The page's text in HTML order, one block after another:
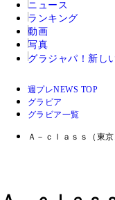
ニュース
ランキング
動画
写真
グラジャパ！ 新し
週プレNEWS TOP
グラビア
グラビア一覧
Ａ－ｃｌａｓｓ（東